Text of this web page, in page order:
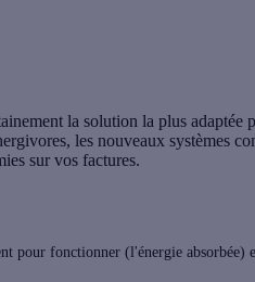
la solution la plus adaptée
les nouveaux systèmes
sur vos factures.
pour fonctionner (l'énergie absorbée)